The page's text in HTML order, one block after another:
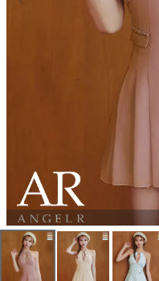
Aラインロングドレス